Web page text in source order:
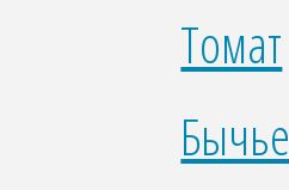
Томат
Бычье